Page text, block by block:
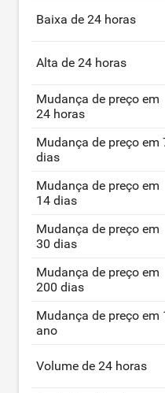
Baixa de 24 horas
Alta de 24 horas
Mudança de preço em
24 horas
Mudança de preço em
dias
Mudança de preço em
14 dias
Mudança de preço em
30 dias
Mudança de preço em
200 dias
Mudança de preço em
ano
Volume de 24 horas